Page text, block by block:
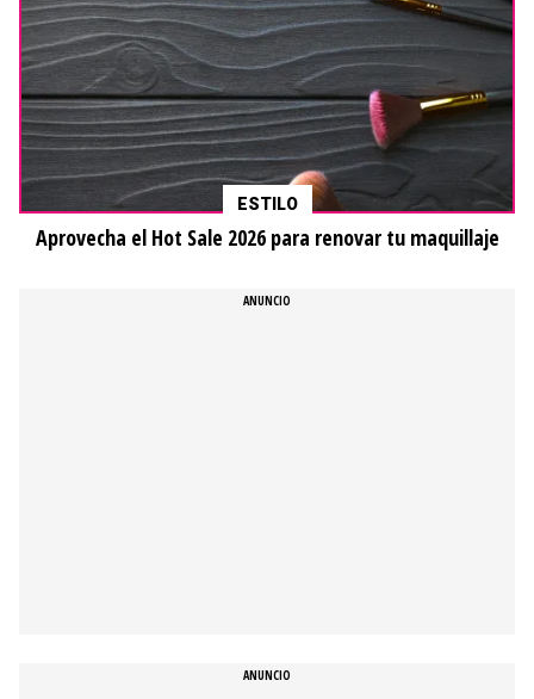
ESTILO
Aprovecha el Hot Sale 2026 para renovar tu maquillaje